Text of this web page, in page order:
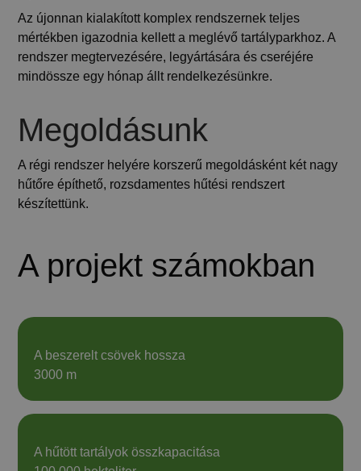
Az újonnan kialakított komplex rendszernek teljes
mértékben igazodnia kellett a meglévő tartályparkhoz. A
rendszer megtervezésére, legyártására és cseréjére
mindössze egy hónap állt rendelkezésünkre.
Megoldásunk
A régi rendszer helyére korszerű megoldásként két nagy
hűtőre építhető, rozsdamentes hűtési rendszert
készítettünk.
A projekt számokban
A beszerelt csövek hossza
3000 m
A hűtött tartályok összkapacitása